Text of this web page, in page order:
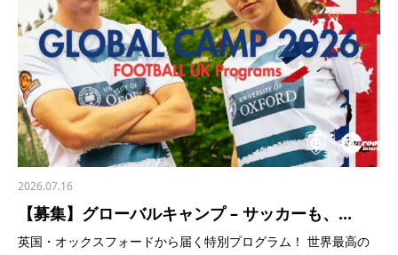
2026.07.16
【募集】グローバルキャンプ – サッカーも、...
英国・オックスフォードから届く特別プログラム！ 世界最高の